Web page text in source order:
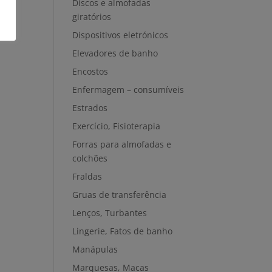
Discos e almofadas
giratórios
Dispositivos eletrónicos
Elevadores de banho
Encostos
Enfermagem – consumíveis
Estrados
Exercício, Fisioterapia
Forras para almofadas e
colchões
Fraldas
Gruas de transferência
Lenços, Turbantes
Lingerie, Fatos de banho
Manápulas
Marquesas, Macas